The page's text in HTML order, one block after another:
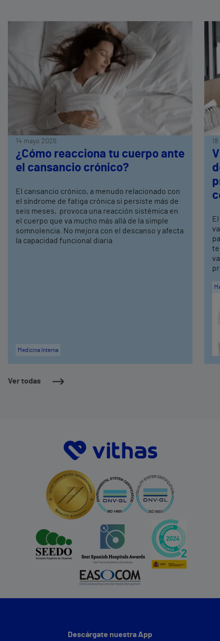
Ver todas
14 mayo 2026
¿Cómo reacciona tu cuerpo ante
el cansancio crónico?
El cansancio crónico, a menudo relacionado con
el síndrome de fatiga crónica si persiste más de
seis meses, provoca una reacción sistémica en
el cuerpo que va mucho más allá de la simple
somnolencia. No mejora con el descanso y afecta
la capacidad funcional diaria
Medicina Interna
Descárgate nuestra App